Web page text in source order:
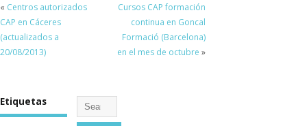
« Centros autorizados
CAP en Cáceres
(actualizados a
20/08/2013)
Cursos CAP formación
continua en Goncal
Formació (Barcelona)
en el mes de octubre »
Etiquetas